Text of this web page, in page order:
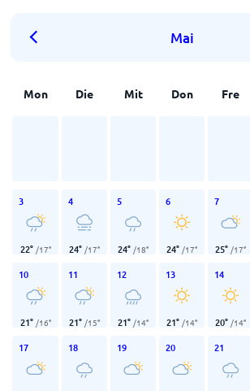
Mai
Mon Die Mit Don Fre
3
22° /17°
4
24° /17°
5
24° /18°
6
24° /17°
7
25° /17°
10
21° /16°
11
21° /15°
12
21° /14°
13
21° /14°
14
20° /14°
17 18 19 20 21